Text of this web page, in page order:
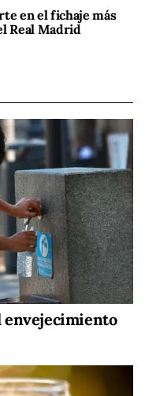
en el fichaje más
Real Madrid
envejecimiento